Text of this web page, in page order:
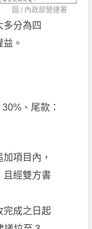
圖 / 內政部營建署
多分為四
。
、尾款：
項目內，
且經雙方書
完成之日起